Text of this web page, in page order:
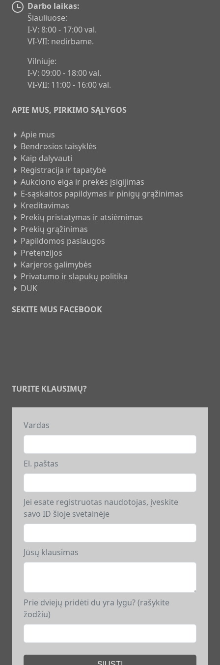
Darbo laikas:
Šiauliuose:
I-V: 8:00 - 17:00 val.
VI-VII: nedirbame.
Vilniuje:
I-V: 09:00 - 18:00 val.
VI-VII: 11:00 - 16:00 val.
APIE MUS, PIRKIMO SĄLYGOS
Apie mus
Bendrosios taisyklės
Kaip dalyvauti
Registracija ir tapatybė
Aukciono eiga ir prekės įsigijimas
E-sąskaitos papildymas ir pinigų grąžinimas
Kreditavimas
Prekių pristatymas ir atsiėmimas
Prekių grąžinimas
Papildomos paslaugos
Pretenzijos
Karjeros galimybės
Privatumo ir slapukų politika
DUK
SEKITE MUS FACEBOOK
TURITE KLAUSIMŲ?
Vardas
El. paštas
Jei esate registruotas naudotojas, įveskite
savo ID šioje svetainėje
Jūsų klausimas
Prie dviejų pridėti du yra lygu? (rašykite
žodžiu)